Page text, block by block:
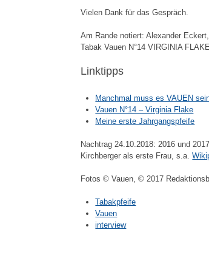
Vielen Dank für das Gespräch.
Am Rande notiert: Alexander
Tabak Vauen N°14 VIRGINIA FLAKE.
Linktipps
Manchmal muss es VAUEN
Vauen N°14 – Virginia Flake
Meine erste Jahrgangspfeife
Nachtrag 24.10.2018: 2016 und
Kirchberger als erste Frau, s.a.
Fotos © Vauen, © 2017
Tabakpfeife
Vauen
interview